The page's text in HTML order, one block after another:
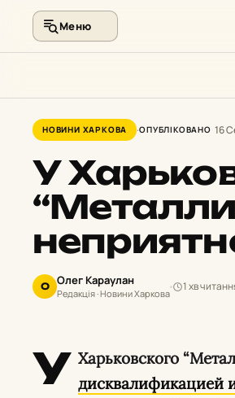
контенту
Меню
НОВИНИ ХАРКОВА ОПУБЛІКОВАНО 16
У
О Олег Караулан
Редакція · Новини Харкова
1 хв
У Харьковского
дисквалификацией